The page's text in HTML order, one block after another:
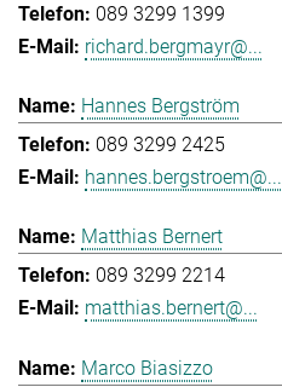
089 3299 1399
richard.bergmayr@...
Hannes Bergström
089 3299 2425
hannes.bergstroem@...
Matthias Bernert
089 3299 2214
matthias.bernert@...
Marco Biasizzo